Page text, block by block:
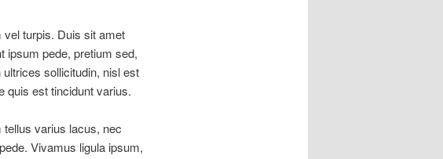
turpis. Duis sit amet
ipsum pede, pretium sed,
sollicitudin, nisl est
quis est tincidunt varius.
varius lacus, nec
Vivamus ligula ipsum,